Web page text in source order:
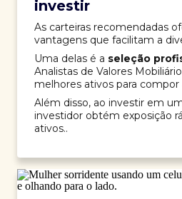
investir
As carteiras recomendadas
vantagens que facilitam a
Uma delas é a seleção
Analistas de Valores
melhores ativos para compor
Além disso, ao investir em
investidor obtém exposição
ativos..